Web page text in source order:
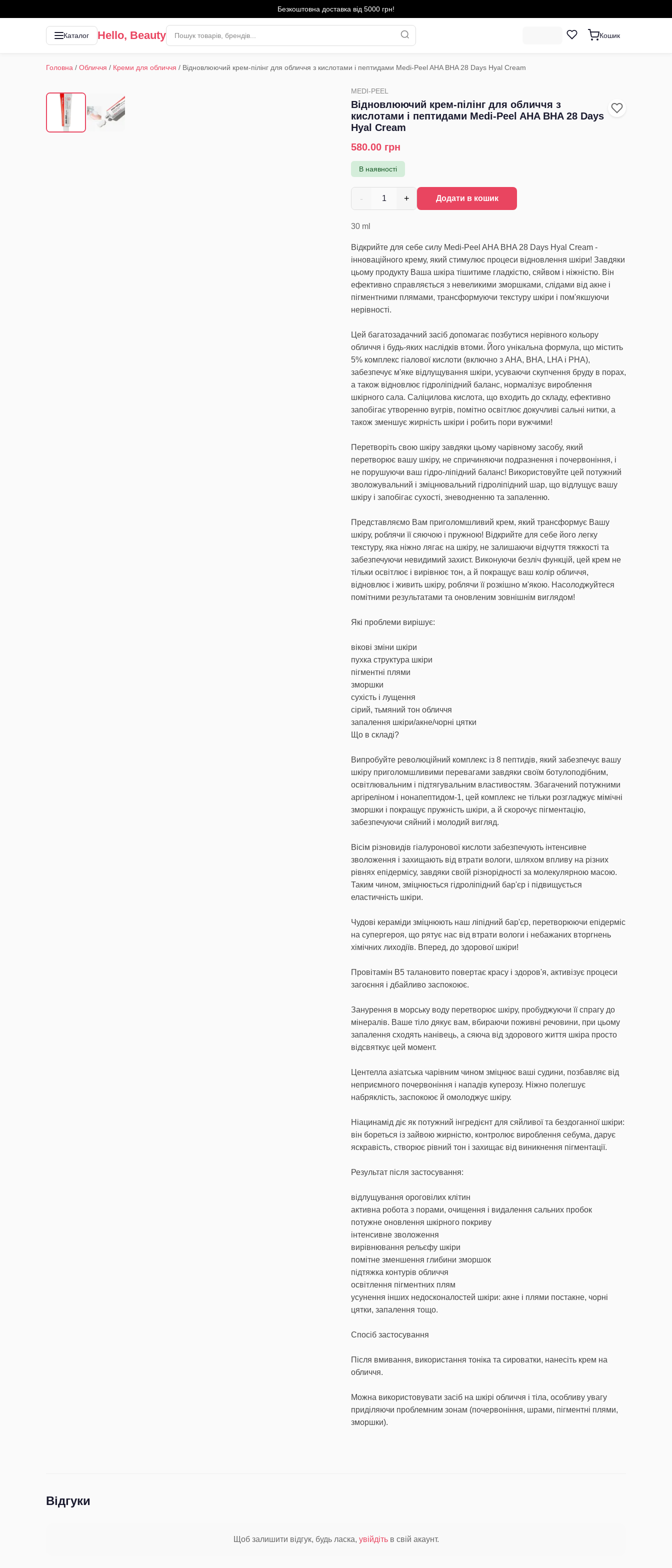
Безкоштовна доставка від 5000 грн!
Каталог Hello, Beauty Кошик
Головна / Обличчя / Креми для обличчя / Відновлюючий крем-пілінг для обличчя з кислотами і пептидами Medi-Peel AHA BHA 28 Days Hyal Cream
2
MEDI-PEEL
Відновлюючий крем-пілінг для обличчя з
кислотами і пептидами Medi-Peel AHA BHA 28 Days
Hyal Cream
580.00 грн
В наявності
- 1 + Додати в кошик
30 ml
Відкрийте для себе силу Medi-Peel AHA BHA 28 Days Hyal Cream -
інноваційного крему, який стимулює процеси відновлення шкіри! Завдяки
цьому продукту Ваша шкіра тішитиме гладкістю, сяйвом і ніжністю. Він
ефективно справляється з невеликими зморшками, слідами від акне і
пігментними плямами, трансформуючи текстуру шкіри і пом'якшуючи
нерівності.
Цей багатозадачний засіб допомагає позбутися нерівного кольору
обличчя і будь-яких наслідків втоми. Його унікальна формула, що містить
5% комплекс гіалової кислоти (включно з AHA, BHA, LHA і PHA),
забезпечує м'яке відлущування шкіри, усуваючи скупчення бруду в порах,
а також відновлює гідроліпідний баланс, нормалізує вироблення
шкірного сала. Саліцилова кислота, що входить до складу, ефективно
запобігає утворенню вугрів, помітно освітлює докучливі сальні нитки, а
також зменшує жирність шкіри і робить пори вужчими!
Перетворіть свою шкіру завдяки цьому чарівному засобу, який
перетворює вашу шкіру, не спричиняючи подразнення і почервоніння, і
не порушуючи ваш гідро-ліпідний баланс! Використовуйте цей потужний
зволожувальний і зміцнювальний гідроліпідний шар, що відлущує вашу
шкіру і запобігає сухості, зневодненню та запаленню.
Представляємо Вам приголомшливий крем, який трансформує Вашу
шкіру, роблячи її сяючою і пружною! Відкрийте для себе його легку
текстуру, яка ніжно лягає на шкіру, не залишаючи відчуття тяжкості та
забезпечуючи невидимий захист. Виконуючи безліч функцій, цей крем не
тільки освітлює і вирівнює тон, а й покращує ваш колір обличчя,
відновлює і живить шкіру, роблячи її розкішно м'якою. Насолоджуйтеся
помітними результатами та оновленим зовнішнім виглядом!
Які проблеми вирішує:
вікові зміни шкіри
пухка структура шкіри
пігментні плями
зморшки
сухість і лущення
сірий, тьмяний тон обличчя
запалення шкіри/акне/чорні цятки
Що в складі?
Випробуйте революційний комплекс із 8 пептидів, який забезпечує вашу
шкіру приголомшливими перевагами завдяки своїм ботулоподібним,
освітлювальним і підтягувальним властивостям. Збагачений потужними
аргіреліном і нонапептидом-1, цей комплекс не тільки розгладжує мімічні
зморшки і покращує пружність шкіри, а й скорочує пігментацію,
забезпечуючи сяйний і молодий вигляд.
Вісім різновидів гіалуронової кислоти забезпечують інтенсивне
зволоження і захищають від втрати вологи, шляхом впливу на різних
рівнях епідермісу, завдяки своїй різнорідності за молекулярною масою.
Таким чином, зміцнюється гідроліпідний бар'єр і підвищується
еластичність шкіри.
Чудові кераміди зміцнюють наш ліпідний бар'єр, перетворюючи епідерміс
на супергероя, що рятує нас від втрати вологи і небажаних вторгнень
хімічних лиходіїв. Вперед, до здорової шкіри!
Провітамін В5 талановито повертає красу і здоров'я, активізує процеси
загоєння і дбайливо заспокоює.
Занурення в морську воду перетворює шкіру, пробуджуючи її спрагу до
мінералів. Ваше тіло дякує вам, вбираючи поживні речовини, при цьому
запалення сходять нанівець, а сяюча від здорового життя шкіра просто
відсвяткує цей момент.
Центелла азіатська чарівним чином зміцнює ваші судини, позбавляє від
неприємного почервоніння і нападів куперозу. Ніжно полегшує
набряклість, заспокоює й омолоджує шкіру.
Ніацинамід діє як потужний інгредієнт для сяйливої та бездоганної шкіри:
він бореться із зайвою жирністю, контролює вироблення себума, дарує
яскравість, створює рівний тон і захищає від виникнення пігментації.
Результат після застосування:
відлущування ороговілих клітин
активна робота з порами, очищення і видалення сальних пробок
потужне оновлення шкірного покриву
інтенсивне зволоження
вирівнювання рельєфу шкіри
помітне зменшення глибини зморшок
підтяжка контурів обличчя
освітлення пігментних плям
усунення інших недосконалостей шкіри: акне і плями постакне, чорні
цятки, запалення тощо.
Спосіб застосування
Після вмивання, використання тоніка та сироватки, нанесіть крем на
обличчя.
Можна використовувати засіб на шкірі обличчя і тіла, особливу увагу
приділяючи проблемним зонам (почервоніння, шрами, пігментні плями,
зморшки).
Відгуки
Щоб залишити відгук, будь ласка, увійдітьв свій акаунт.